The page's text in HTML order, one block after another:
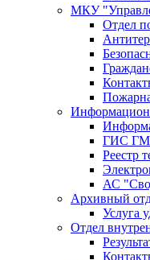
МКУ
Отдел
ГИС
Реестр
АС
Архивный
Услуга
Отдел